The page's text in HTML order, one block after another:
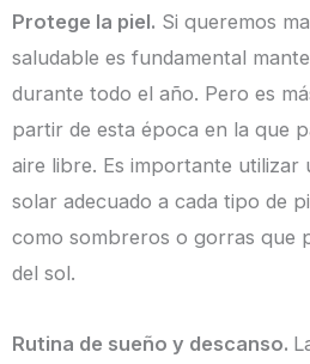
Protege la piel. Si queremos
saludable es fundamental
durante todo el año. Pero es
partir de esta época en la que
aire libre. Es importante utilizar
solar adecuado a cada tipo de
como sombreros o gorras que
del sol.
Rutina de sueño y descanso.